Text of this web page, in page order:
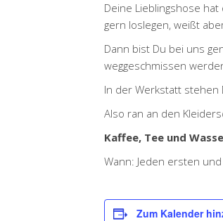
Deine Lieblingshose
gern loslegen, weißt
Dann bist Du bei uns
weggeschmissen
In der Werkstatt stehen
Also ran an den
Kaffee, Tee und
Wann: Jeden ersten
Zum Kalender